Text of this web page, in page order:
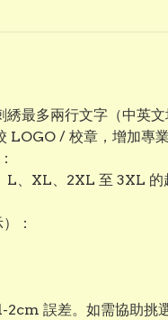
最多兩行文字（中英文
LOGO / 校章，增加專業
、XL、2XL 至 3XL 的
：
誤差。如需協助挑